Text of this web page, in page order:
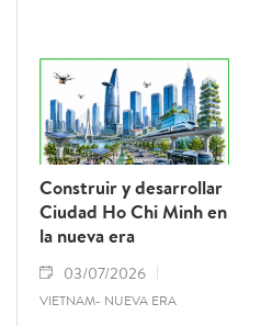
Construir y desarrollar
Ciudad Ho Chi Minh en
la nueva era
03/07/2026
VIETNAM- NUEVA ERA